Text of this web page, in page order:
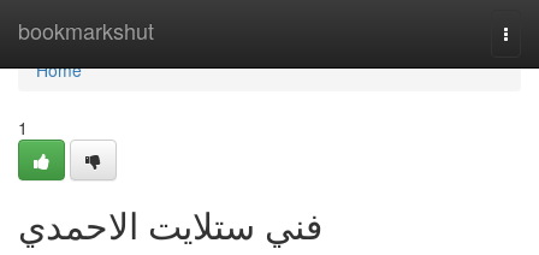
bookmarkshut
Home
Home
1
فني ستلايت الاحمدي